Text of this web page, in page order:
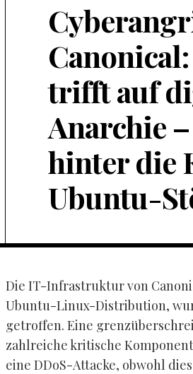
trifft auf
Anarchie
hinter die
Ubuntu-
Die IT-Infrastruktur von
Ubuntu-Linux-Distribution,
getroffen. Eine
zahlreiche kritische
eine DDoS-Attacke, obwohl